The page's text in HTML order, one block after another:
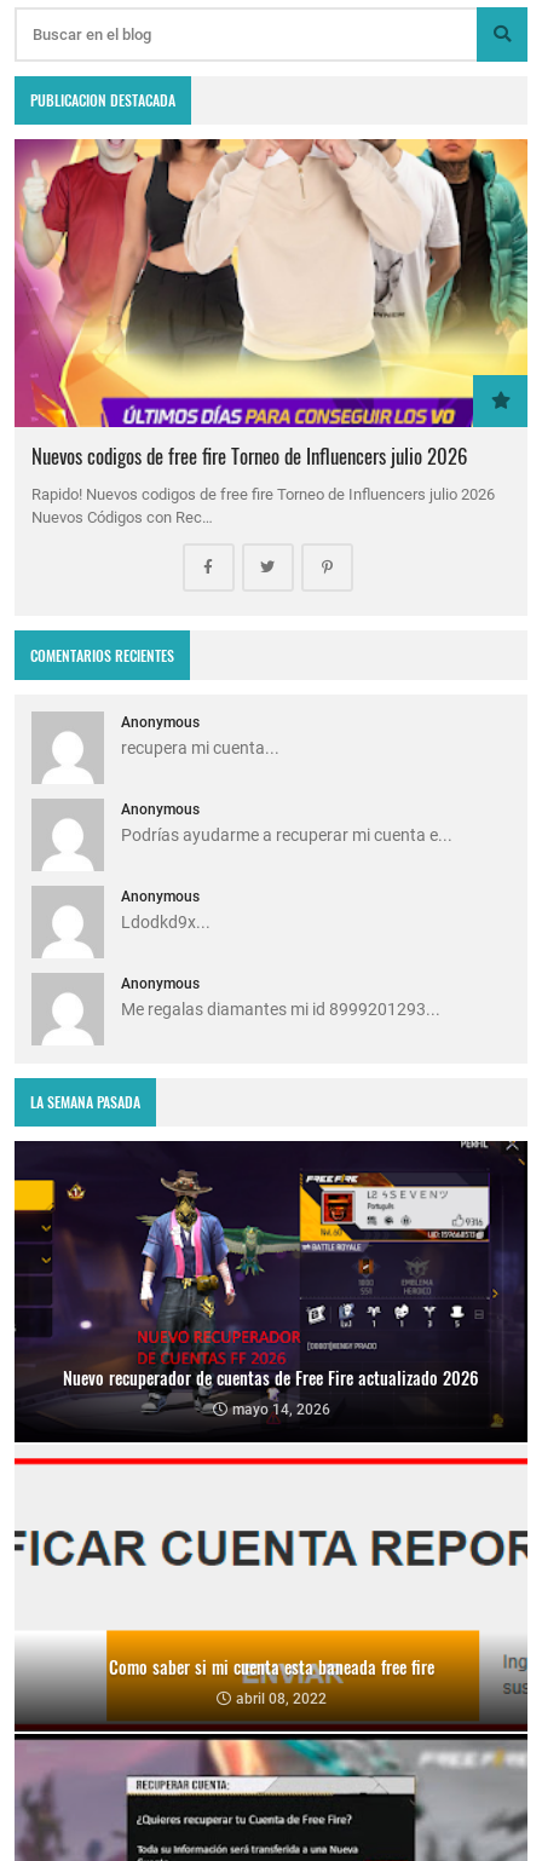
PUBLICACION DESTACADA
Nuevos codigos de free fire Torneo de Influencers julio 2026
Rapido! Nuevos codigos de free fire Torneo de Influencers julio 2026
Nuevos Códigos con Rec…
COMENTARIOS RECIENTES
Anonymous
recupera mi cuenta...
Anonymous
Podrías ayudarme a recuperar mi cuenta e...
Anonymous
Ldodkd9x...
Anonymous
Me regalas diamantes mi id 8999201293...
LA SEMANA PASADA
Nuevo recuperador de cuentas de Free Fire actualizado 2026
mayo 14, 2026
Como saber si mi cuenta esta baneada free fire
abril 08, 2022